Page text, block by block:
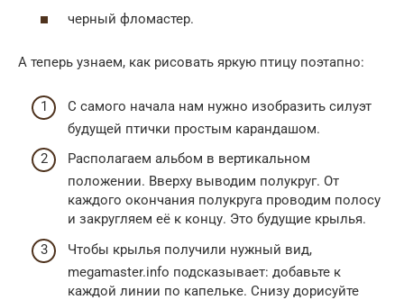
черный фломастер.
А теперь узнаем, как рисовать яркую птицу поэтапно:
С самого начала нам нужно изобразить силуэт
будущей птички простым карандашом.
Располагаем альбом в вертикальном
положении. Вверху выводим полукруг. От
каждого окончания полукруга проводим полосу
и закругляем её к концу. Это будущие крылья.
Чтобы крылья получили нужный вид,
megamaster.info подсказывает: добавьте к
каждой линии по капельке. Снизу дорисуйте